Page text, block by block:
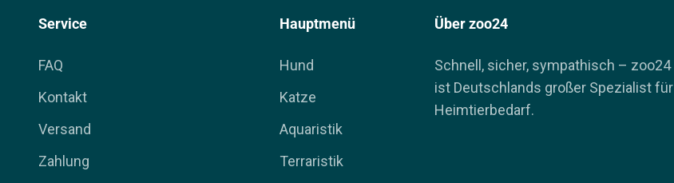
Service
FAQ
Kontakt
Versand
Zahlung
Hauptmenü
Hund
Katze
Aquaristik
Terraristik
Über zoo24
Schnell, sicher, sympathisch – zoo24
ist Deutschlands großer Spezialist für
Heimtierbedarf.